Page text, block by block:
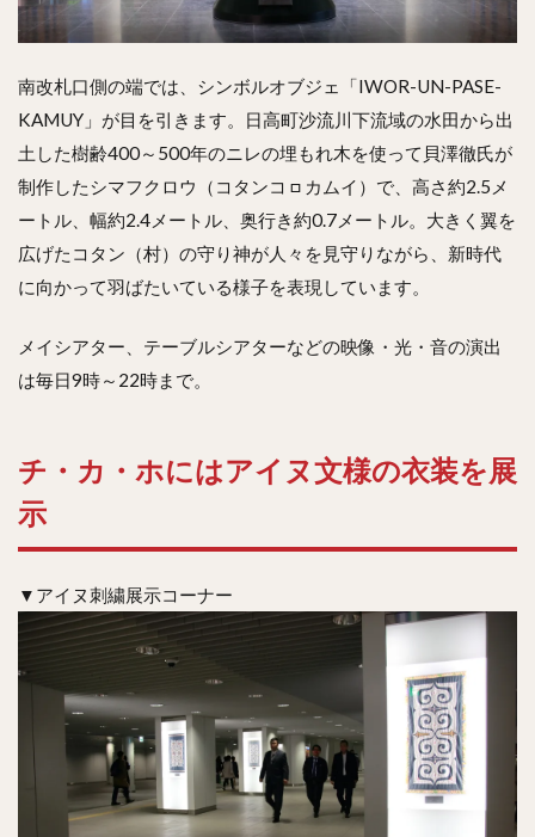
南改札口側の端では、シンボルオブジェ「IWOR-UN-PASE-
KAMUY」が目を引きます。日高町沙流川下流域の水田から出
土した樹齢400～500年のニレの埋もれ木を使って貝澤徹氏が
制作したシマフクロウ（コタンコㇿカムイ）で、高さ約2.5メ
ートル、幅約2.4メートル、奥行き約0.7メートル。大きく翼を
広げたコタン（村）の守り神が人々を見守りながら、新時代
に向かって羽ばたいている様子を表現しています。
メイシアター、テーブルシアターなどの映像・光・音の演出
は毎日9時～22時まで。
チ・カ・ホにはアイヌ文様の衣装を展
示
▼アイヌ刺繍展示コーナー